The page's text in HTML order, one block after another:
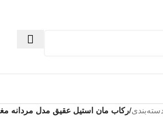
/رکاب مان استیل عقیق مدل مردانه